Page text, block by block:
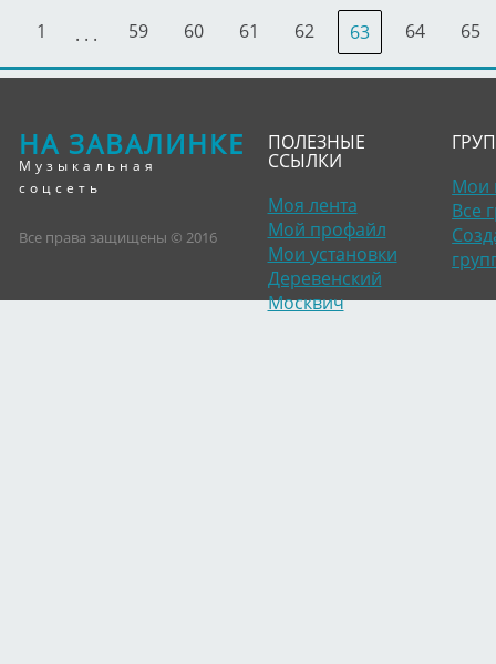
1 . . . 59 60 61 62 63 64 65
НА ЗАВАЛИНКЕ
Музыкальная
соцсеть
Все права защищены © 2016
ПОЛЕЗНЫЕ
ССЫЛКИ
Моя лента
Мой профайл
Мои установки
Деревенский
Москвич
Мои
Все